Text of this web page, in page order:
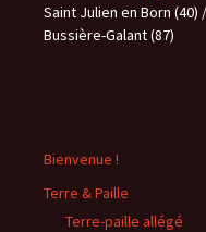
Saint Julien en Born (40) /
Bussière-Galant (87)
Bienvenue !
Terre & Paille
Terre-paille allégé